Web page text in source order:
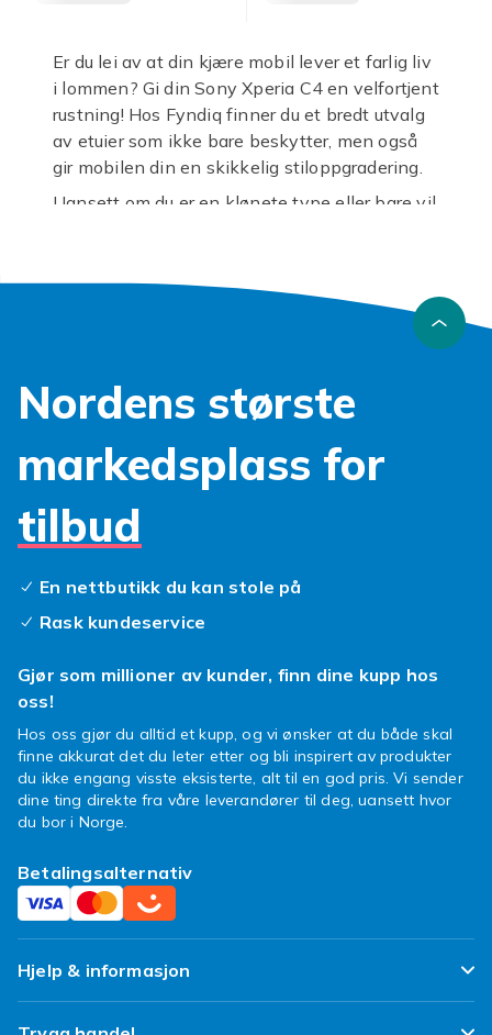
Er du lei av at din kjære mobil lever et farlig liv
i lommen? Gi din Sony Xperia C4 en velfortjent
rustning! Hos Fyndiq finner du et bredt utvalg
av etuier som ikke bare beskytter, men også
gir mobilen din en skikkelig stiloppgradering.
Uansett om du er en klønete type eller bare vil
for deg. Tenk deg et liv uten skjermknus og
stygge riper det er fullt mulig! Våre etuier er
designet for å absorbere støt og beskytte mot
Xperia C4 kan fortsette å stråle.
Vi vet at personlig stil er viktig. Derfor byr vi
på alt fra elegante lommeboketuier som holder
kortene dine trygge, til slanke varianter som
Xperia C4 deksel
design skinne gjennom? Eller et fargerikt
til Xperia C4 som matcher humøret ditt? Velg
Sony Xperia C4 etui
nyttXperia C4 deksel
fra Fyndiq. Det er på
tide å si farvel til bekymringer og hallo til stil
og sikkerhet!
Nordens største
markedsplass for
tilbud
En nettbutikk du kan stole på
Rask kundeservice
Gjør som millioner av kunder, finn dine kupp hos
oss!
Hos oss gjør du alltid et kupp, og vi ønsker at du både skal
finne akkurat det du leter etter og bli inspirert av produkter
du ikke engang visste eksisterte, alt til en god pris. Vi sender
dine ting direkte fra våre leverandører til deg, uansett hvor
du bor i Norge.
Betalingsalternativ
Hjelp & informasjon
Ofte stilte spørsmål